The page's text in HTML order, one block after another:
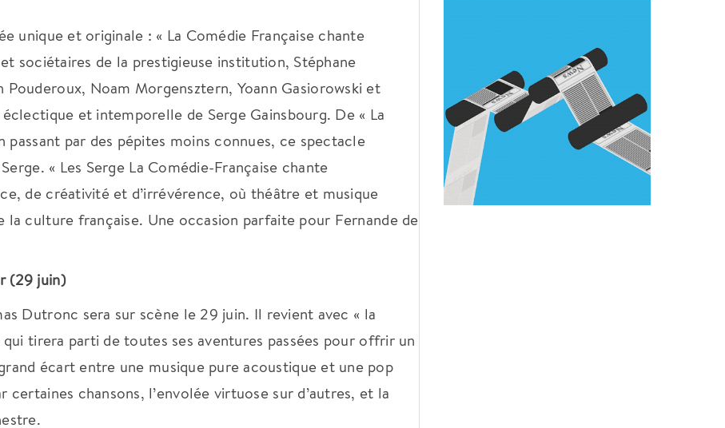
unique et originale : « La Comédie Française chante
sociétaires de la prestigieuse institution, Stéphane
Pouderoux, Noam Morgensztern, Yoann Gasiorowski et
et intemporelle de Serge Gainsbourg. De « La
passant par des pépites moins connues, ce spectacle
« Les Serge La Comédie-Française chante
de créativité et d’irrévérence, où théâtre et musique
la culture française. Une occasion parfaite pour Fernande de
(29 juin)
Dutronc sera sur scène le 29 juin. Il revient avec « la
tirera parti de toutes ses aventures passées pour offrir un
écart entre une musique pure acoustique et une pop
chansons, l’envolée virtuose sur d’autres, et la